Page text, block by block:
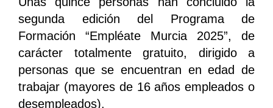
segunda edición del Programa de
Formación “Empléate Murcia 2025”, de
carácter totalmente gratuito, dirigido a
personas que se encuentran en edad de
trabajar (mayores de 16 años empleados o
desempleados).